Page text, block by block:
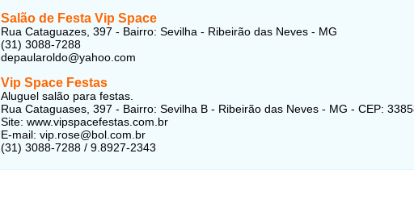
Salão de Festa Vip Space
Rua Cataguazes, 397 - Bairro: Sevilha - Ribeirão das Neves - MG
(31) 3088-7288
depaularoldo@yahoo.com
Vip Space Festas
Aluguel salão para festas.
Rua Cataguases, 397 - Bairro: Sevilha B - Ribeirão das Neves - MG - CEP:
Site: www.vipspacefestas.com.br
E-mail: vip.rose@bol.com.br
(31) 3088-7288 / 9.8927-2343